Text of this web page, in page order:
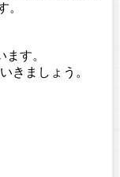
。
す。
きましょう。